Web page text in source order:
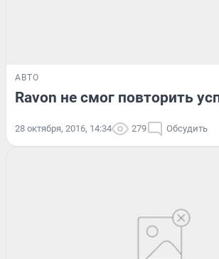
АВТО
Ravon не смог повторить
28 октября, 2016, 14:34 279 Обсудить